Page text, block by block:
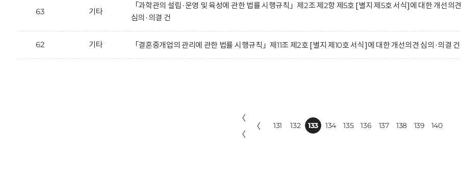
63 기타
「과학관의 설립·운영 및 육성에 관한 법률 시행규칙」제2조 제2항 제5호 [별지 제5호 서식]에 대한 개선의견
심의·의결 건
62 기타 「결혼중개업의 관리에 관한 법률 시행규칙」제11조 제2호 [별지 제10호 서식]에 대한 개선의견 심의·의결 건
〈
〈
〈 131 132 133 134 135 136 137 138 139 140